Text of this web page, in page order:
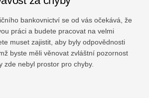
bankovnictví se od vás očekává, že
práci a budete pracovat na velmi
muset zajistit, aby byly odpovědnosti
byste měli věnovat zvláštní pozornost
zde nebyl prostor pro chyby.